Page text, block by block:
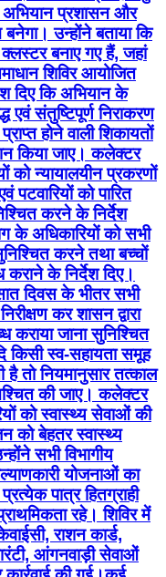
अभियान प्रशासन और
उन्होंने बताया कि
बनाए गए हैं, जहां
शिविर आयोजित
दिए कि अभियान के
एवं संतुष्टिपूर्ण निराकरण
होने वाली शिकायतों
किया जाए। कलेक्टर
को न्यायालयीन प्रकरणों
को पारित
करने के निर्देश
के अधिकारियों को सभी
करने तथा बच्चों
कराने के निर्देश दिए।
दिवस के भीतर सभी
कर शासन द्वारा
कराया जाना सुनिश्चित
किसी स्व-सहायता समूह
है तो नियमानुसार तत्काल
की जाए। कलेक्टर
को स्वास्थ्य सेवाओं की
को बेहतर स्वास्थ्य
सभी विभागीय
योजनाओं का
पात्र हितग्राही
रहे। शिविर में
राशन कार्ड,
आंगनवाड़ी सेवाओं